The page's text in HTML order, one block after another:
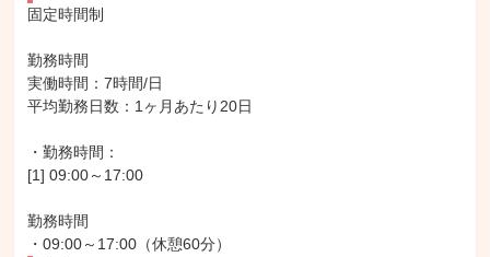
固定時間制
勤務時間
実働時間：7時間/日
平均勤務日数：1ヶ月あたり20日
・勤務時間：
[1] 09:00～17:00
勤務時間
・09:00～17:00（休憩60分）